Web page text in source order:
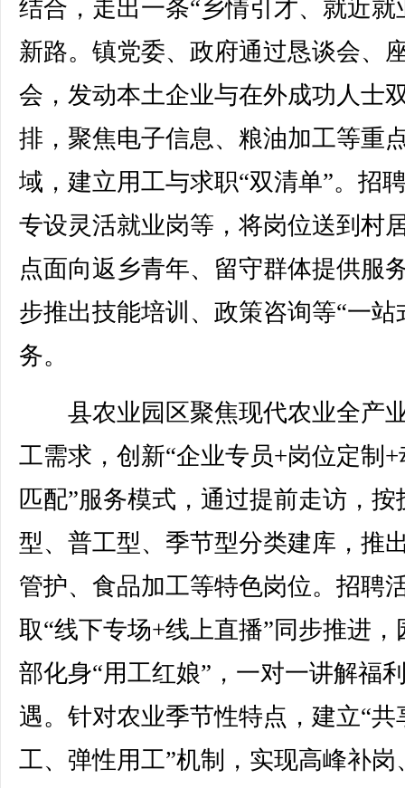
结合，走出一条“乡情引才、就近就
新路。镇党委、政府通过恳谈会、
会，发动本土企业与在外成功人士
排，聚焦电子信息、粮油加工等重
域，建立用工与求职“双清单”。招
专设灵活就业岗等，将岗位送到村
点面向返乡青年、留守群体提供服
步推出技能培训、政策咨询等“一站
务。
县农业园区聚焦现代农业全产
工需求，创新“企业专员+岗位定制+
匹配”服务模式，通过提前走访，按
型、普工型、季节型分类建库，推
管护、食品加工等特色岗位。招聘
取“线下专场+线上直播”同步推进，
部化身“用工红娘”，一对一讲解福
遇。针对农业季节性特点，建立“共
工、弹性用工”机制，实现高峰补岗